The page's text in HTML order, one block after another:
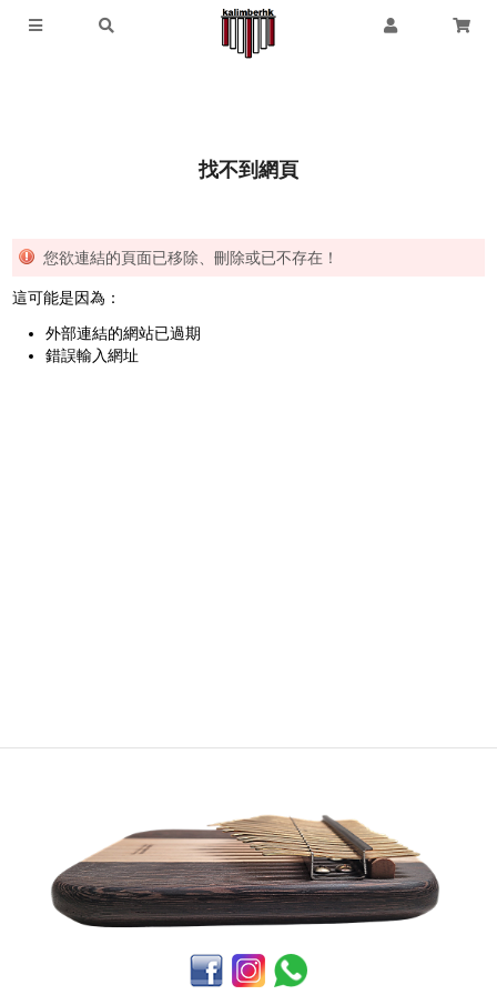
找不到網頁
您欲連結的頁面已移除、刪除或已不存在！
這可能是因為：
外部連結的網站已過期
錯誤輸入網址